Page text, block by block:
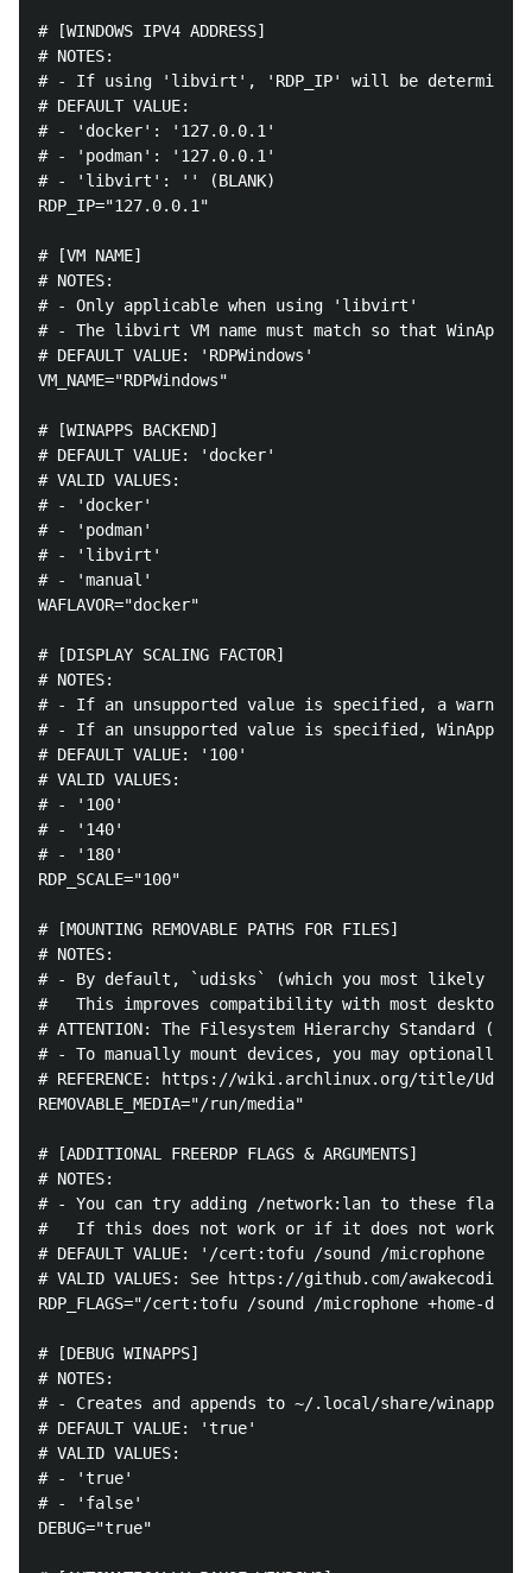
# [WINDOWS IPV4 ADDRESS]
# NOTES:
# - If using 'libvirt', 'RDP_IP' will be determined
# DEFAULT VALUE:
# - 'docker': '127.0.0.1'
# - 'podman': '127.0.0.1'
# - 'libvirt': '' (BLANK)
RDP_IP="127.0.0.1"
# [VM NAME]
# NOTES:
# - Only applicable when using 'libvirt'
# - The libvirt VM name must match so that
# DEFAULT VALUE: 'RDPWindows'
VM_NAME="RDPWindows"
# [WINAPPS BACKEND]
# DEFAULT VALUE: 'docker'
# VALID VALUES:
# - 'docker'
# - 'podman'
# - 'libvirt'
# - 'manual'
WAFLAVOR="docker"
# [DISPLAY SCALING FACTOR]
# NOTES:
# - If an unsupported value is specified, a
# - If an unsupported value is specified, WinApps
# DEFAULT VALUE: '100'
# VALID VALUES:
# - '100'
# - '140'
# - '180'
RDP_SCALE="100"
# [MOUNTING REMOVABLE PATHS FOR FILES]
# NOTES:
# - By default, `udisks` (which you most likely
#   This improves compatibility with most desktop
# ATTENTION: The Filesystem Hierarchy Standard
# - To manually mount devices, you may optionally
# REFERENCE: https://wiki.archlinux.org/title/
REMOVABLE_MEDIA="/run/media"
# [ADDITIONAL FREERDP FLAGS & ARGUMENTS]
# NOTES:
# - You can try adding /network:lan to these flags
#   If this does not work or if it does not work
# DEFAULT VALUE: '/cert:tofu /sound /microphone
# VALID VALUES: See https://github.com/awakecoding/
RDP_FLAGS="/cert:tofu /sound /microphone +home-
# [DEBUG WINAPPS]
# NOTES:
# - Creates and appends to ~/.local/share/winapps/
# DEFAULT VALUE: 'true'
# VALID VALUES:
# - 'true'
# - 'false'
DEBUG="true"